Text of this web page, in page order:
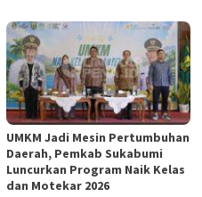
UMKM Jadi Mesin Pertumbuhan
Daerah, Pemkab Sukabumi
Luncurkan Program Naik Kelas
dan Motekar 2026